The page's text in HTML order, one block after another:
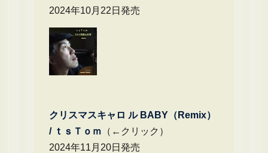
2024年10月22日発売
クリスマスキャロ ル BABY（Remix）
/ ｔｓＴｏｍ （←クリック）
2024年11月20日発売